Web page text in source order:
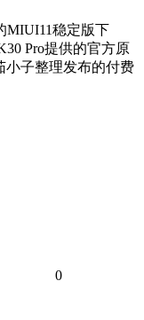
MIUI11稳定版下
Pro提供的官方原
小子整理发布的付费
0